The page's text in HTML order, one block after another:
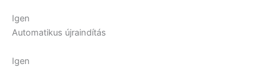
Igen
Automatikus újraindítás
Igen